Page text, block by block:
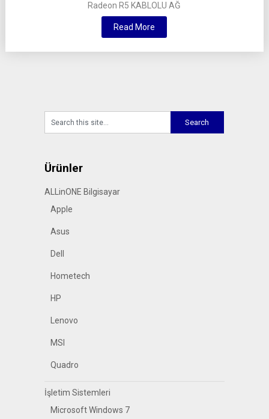
Radeon R5 KABLOLU AĞ
Read More
Ürünler
ALLinONE Bilgisayar
Apple
Asus
Dell
Hometech
HP
Lenovo
MSI
Quadro
İşletim Sistemleri
Microsoft Windows 7